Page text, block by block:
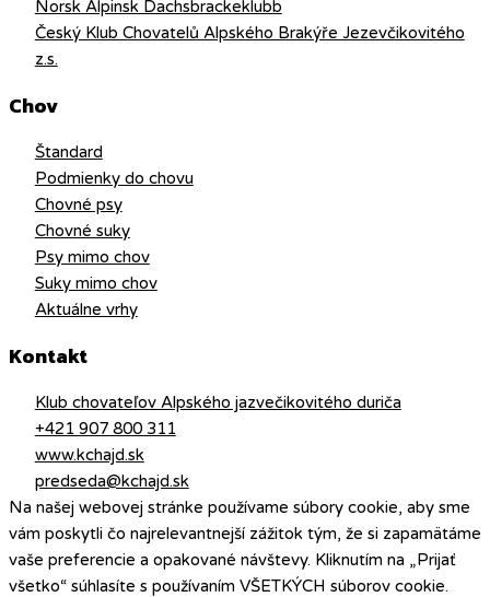
Norsk Alpinsk Dachsbrackeklubb
Český Klub Chovatelů Alpského Brakýře Jezevčikovitého
z.s.
Chov
Štandard
Podmienky do chovu
Chovné psy
Chovné suky
Psy mimo chov
Suky mimo chov
Aktuálne vrhy
Kontakt
Klub chovateľov Alpského jazvečikovitého duriča
+421 907 800 311
www.kchajd.sk
predseda@kchajd.sk
Na našej webovej stránke používame súbory cookie, aby sme
vám poskytli čo najrelevantnejší zážitok tým, že si zapamätáme
vaše preferencie a opakované návštevy. Kliknutím na „Prijať
všetko“ súhlasíte s používaním VŠETKÝCH súborov cookie.